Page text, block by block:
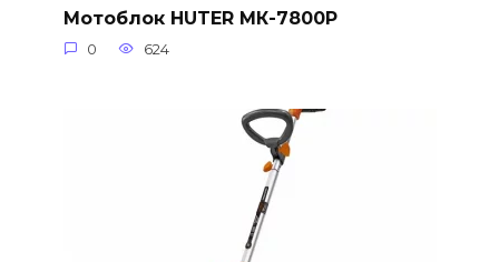
Мотоблок HUTER МК-7800P
0 624